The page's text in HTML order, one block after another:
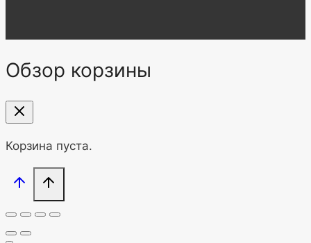
Обзор корзины
Корзина пуста.